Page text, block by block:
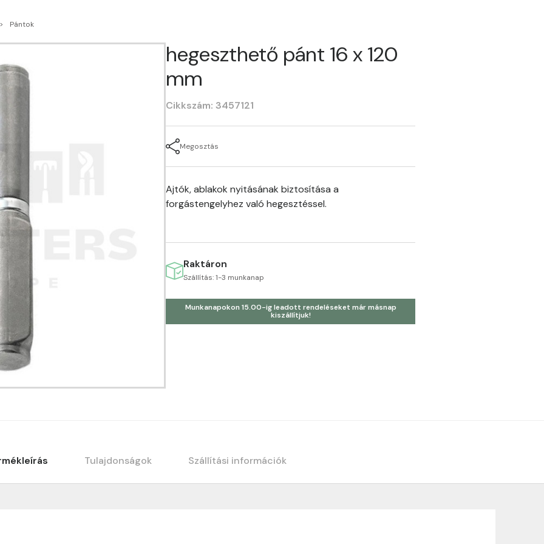
Pántok
hegeszthető pánt 16 x 120
mm
Cikkszám: 3457121
Megosztás
Ajtók, ablakok nyitásának biztosítása a
forgástengelyhez való hegesztéssel.
Raktáron
Szállítás: 1-3 munkanap
Munkanapokon 15.00-ig leadott rendeléseket már másnap
kiszállítjuk!
Tulajdonságok Szállítási információk